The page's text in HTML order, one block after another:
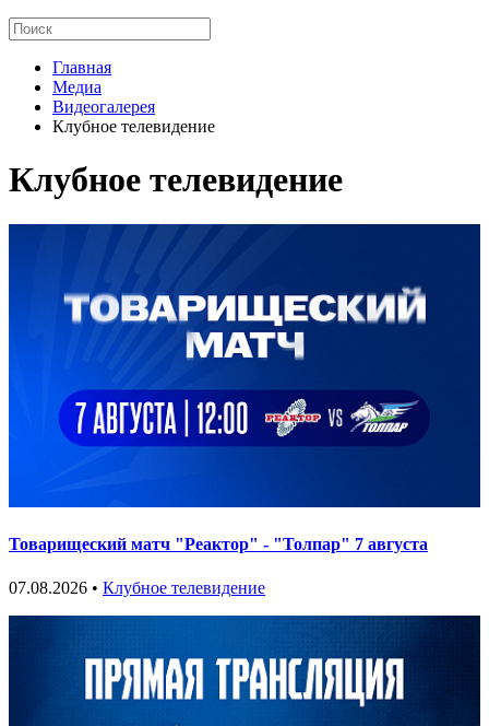
Главная
Медиа
Видеогалерея
Клубное телевидение
Клубное телевидение
Товарищеский матч "Реактор" - "Толпар" 7 августа
07.08.2026 • Клубное телевидение